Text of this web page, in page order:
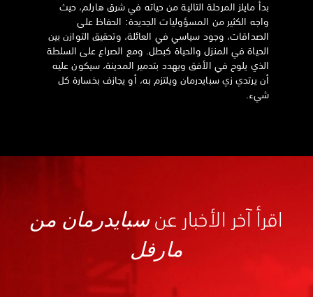
بدأ مايلز المرحلة التالية من حياته في شرق هارلم، حيث
واجه الكثير من المسؤوليات الجديدة: الحفاظ على
الصداقات، وجود سياسي في العائلة، وتحقيق التوازن بين
الحياة في المنزل والحياة كبطل. ومع الصراع على السلطة
الذي يلوح في الأفق ويهدد بتدمير المدينة، سيكون عليه
أن يرتدي زي سبايدرمان ويلتزم به، أو يجازف بخسارة كل
شيء.
اقرأ آخر الأخبار عنسبايدرمان من
مارفل